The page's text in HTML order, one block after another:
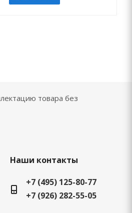
товара без
Наши контакты
+7 (495) 125-80-77
+7 (926) 282-55-05